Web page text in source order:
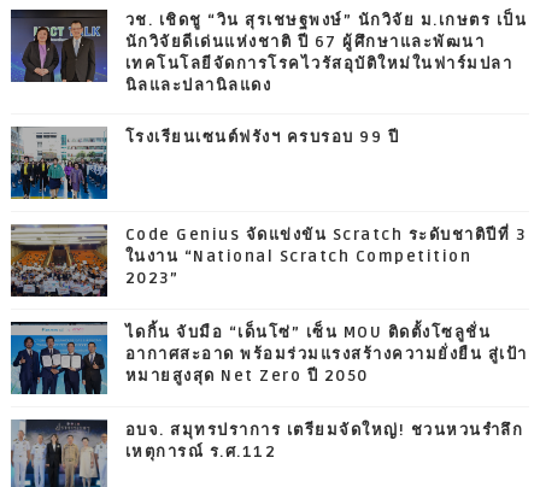
วช. เชิดชู “วิน สุรเชษฐพงษ์” นักวิจัย ม.เกษตร เป็น
นักวิจัยดีเด่นแห่งชาติ ปี 67 ผู้ศึกษาและพัฒนา
เทคโนโลยีจัดการโรคไวรัสอุบัติใหม่ในฟาร์มปลา
นิลและปลานิลแดง
โรงเรียนเซนต์ฟรังฯ ครบรอบ 99 ปี
Code Genius จัดแข่งขัน Scratch ระดับชาติปีที่ 3
ในงาน “National Scratch Competition
2023”
ไดกิ้น จับมือ “เด็นโซ่” เซ็น MOU ติดตั้งโซลูชั่น
อากาศสะอาด พร้อมร่วมแรงสร้างความยั่งยืน สู่เป้า
หมายสูงสุด Net Zero ปี 2050
อบจ. สมุทรปราการ เตรียมจัดใหญ่! ชวนหวนรำลึก
เหตุการณ์ ร.ศ.112